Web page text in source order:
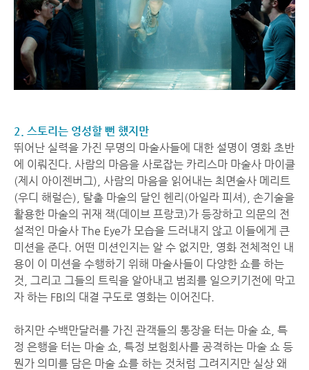
2. 스토리는 엉성할 뻔 했지만
뛰어난 실력을 가진 무명의 마술사들에 대한 설명이 영화 초반
에 이뤄진다. 사람의 마음을 사로잡는 카리스마 마술사 마이클
(제시 아이젠버그), 사람의 마음을 읽어내는 최면술사 메리트
(우디 해럴슨), 탈출 마술의 달인 헨리(아일라 피셔), 손기술을
활용한 마술의 귀재 잭(데이브 프랑코)가 등장하고 의문의 전
설적인 마술사 The Eye가 모습을 드러내지 않고 이들에게 큰
미션을 준다. 어떤 미션인지는 알 수 없지만, 영화 전체적인 내
용이 이 미션을 수행하기 위해 마술사들이 다양한 쇼를 하는
것, 그리고 그들의 트릭을 알아내고 범죄를 일으키기전에 막고
자 하는 FBI의 대결 구도로 영화는 이어진다.
하지만 수백만달러를 가진 관객들의 통장을 터는 마술 쇼, 특
정 은행을 터는 마술 쇼, 특정 보험회사를 공격하는 마술 쇼 등
뭔가 의미를 담은 마술 쇼를 하는 것처럼 그려지지만 실상 왜